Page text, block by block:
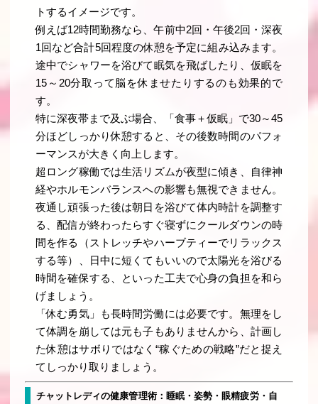
トするイメージです。
例えば12時間勤務なら、午前中2回・午後2回・深夜
1回など合計5回程度の休憩を予定に組み込みます。
途中でシャワーを浴びて眠気を飛ばしたり、仮眠を
15～20分取って脳を休ませたりするのも効果的で
す。
特に深夜帯まで及ぶ場合、「食事＋仮眠」で30～45
分ほどしっかり休憩すると、その後数時間のパフォ
ーマンスが大きく向上します。
超ロング稼働では生活リズムが夜型に傾き、自律神
経やホルモンバランスへの影響も無視できません。
夜通し頑張った後は朝日を浴びて体内時計を調整す
る、配信が終わったらすぐ寝ずにクールダウンの時
間を作る（ストレッチやハーブティーでリラックス
する等）、日中に短くてもいいので太陽光を浴びる
時間を確保する、といった工夫で心身の負担を和ら
げましょう。
「休む勇気」も長時間労働には必要です。無理をし
て体調を崩しては元も子もありませんから、計画し
た休憩はサボりではなく“稼ぐための戦略”だと捉え
てしっかり取りましょう。
チャットレディの健康管理術：睡眠・姿勢・眼精疲労・自